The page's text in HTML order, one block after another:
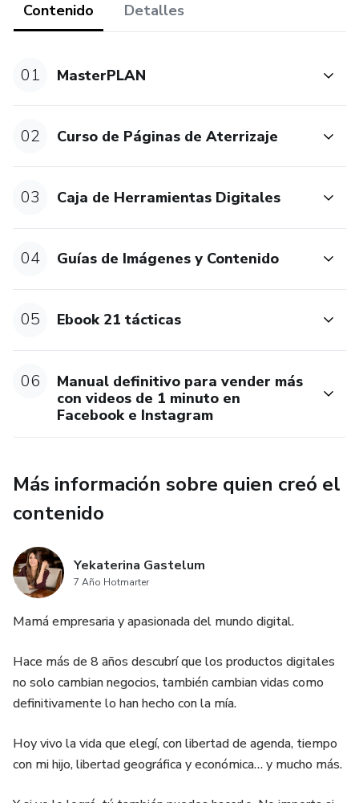
Contenido Detalles
01 MasterPLAN
02 Curso de Páginas de Aterrizaje
03 Caja de Herramientas Digitales
04 Guías de Imágenes y Contenido
05 Ebook 21 tácticas
06
Manual definitivo para vender más
con videos de 1 minuto en
Facebook e Instagram
Más información sobre quien creó el
contenido
Yekaterina Gastelum
7 Año Hotmarter
Mamá empresaria y apasionada del mundo digital.
Hace más de 8 años descubrí que los productos digitales
no solo cambian negocios, también cambian vidas como
definitivamente lo han hecho con la mía.
Hoy vivo la vida que elegí, con libertad de agenda, tiempo
con mi hijo, libertad geográfica y económica… y mucho más.